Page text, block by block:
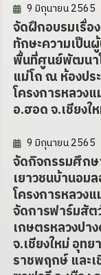
9 มิถุนายน 2565
จัดฝึกอบรมเรื่
ทักษะความเป็น
พื้นที่ศูนย์พัฒนา
แม่โถ ณ ห้องป
โครงการหลวง
อ.ฮอด จ.เชียงใ
9 มิถุนายน 2565
จัดกิจกรรมศึก
เยาวชนบ้านอ
โครงการหลวงแ
จัดการฟาร์มสั
เกษตรหลวงปาง
จ.เชียงใหม่ อุทย
ราชพฤกษ์ และเ